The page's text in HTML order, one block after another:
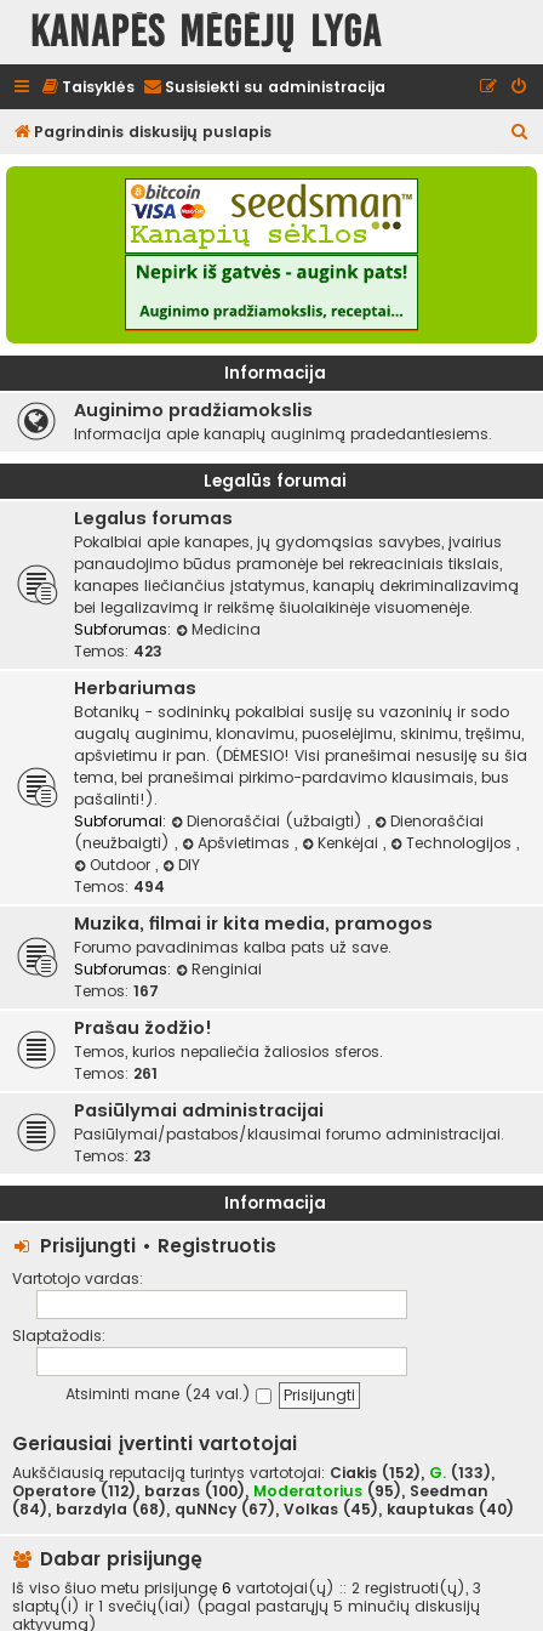
Kanapės mėgėjų lyga
Taisyklės Susisiekti su administracija
Pagrindinis diskusijų puslapis
e
Informacija
Auginimo pradžiamokslis
Informacija apie kanapių auginimą pradedantiesiems.
Legalūs forumai
Legalus forumas
Pokalbiai apie kanapes, jų gydomąsias savybes, įvairius
panaudojimo būdus pramonėje bei rekreaciniais tikslais,
kanapes liečiančius įstatymus, kanapių dekriminalizavimą
bei legalizavimą ir reikšmę šiuolaikinėje visuomenėje.
Subforumas:
Medicina
Temos: 423
Herbariumas
Botanikų - sodininkų pokalbiai susiję su vazoninių ir sodo
augalų auginimu, klonavimu, puoselėjimu, skinimu, tręšimu,
apšvietimu ir pan. (DĖMESIO! Visi pranešimai nesusiję su šia
tema, bei pranešimai pirkimo-pardavimo klausimais, bus
pašalinti!).
Subforumai:
Dienoraščiai (užbaigti) ,
Dienoraščiai
(neužbaigti) , Apšvietimas , Kenkėjai , Technologijos ,
Outdoor ,
DIY
Temos: 494
Muzika, filmai ir kita media, pramogos
Forumo pavadinimas kalba pats už save.
Subforumas:
Renginiai
Temos: 167
Prašau žodžio!
Temos, kurios nepaliečia žaliosios sferos.
Temos: 261
Pasiūlymai administracijai
Pasiūlymai/pastabos/klausimai forumo administracijai.
Temos: 23
Informacija
Prisijungti • Registruotis
Vartotojo vardas:
Slaptažodis:
Atsiminti mane (24 val.)
Geriausiai įvertinti vartotojai
Aukščiausią reputaciją turintys vartotojai: Ciakis (152), G. (133),
Operatore (112), barzas (100), Moderatorius (95), Seedman
(84), barzdyla (68), quNNcy (67), Volkas (45), kauptukas (40)
Dabar prisijungę
Iš viso šiuo metu prisijungę 6 vartotojai(ų) :: 2 registruoti(ų), 3
slaptų(i) ir 1 svečių(iai) (pagal pastarųjų 5 minučių diskusijų
aktyvumą)